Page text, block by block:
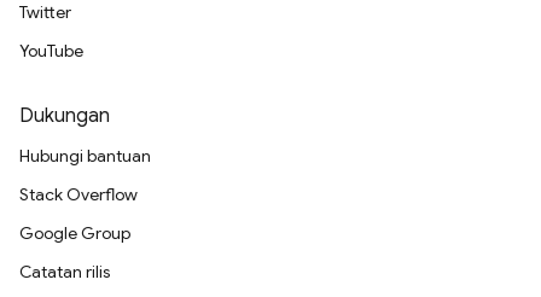
Twitter
YouTube
Dukungan
Hubungi bantuan
Stack Overflow
Google Group
Catatan rilis